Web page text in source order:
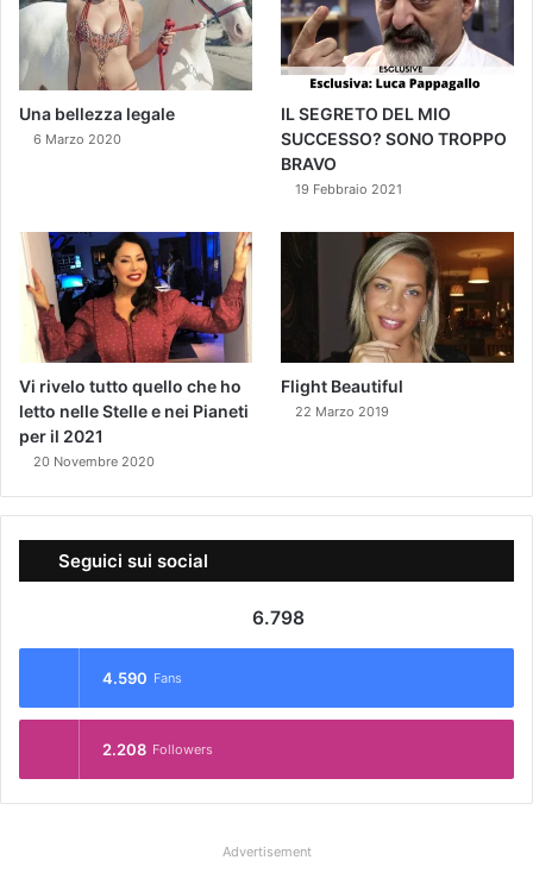
Una bellezza legale
6 Marzo 2020
IL SEGRETO DEL MIO
SUCCESSO? SONO TROPPO
BRAVO
19 Febbraio 2021
Vi rivelo tutto quello che ho
letto nelle Stelle e nei Pianeti
per il 2021
20 Novembre 2020
Flight Beautiful
22 Marzo 2019
Seguici sui social
6.798
4.590 Fans
2.208 Followers
Advertisement